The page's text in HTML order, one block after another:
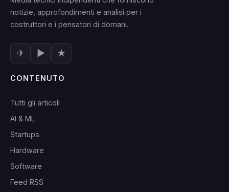
notizie, approfondimenti e analisi per i
costruttori e i pensatori di domani.
✈ ▶ ★
CONTENUTO
Tutti gli articoli
AI & ML
Startups
Hardware
Software
Feed RSS